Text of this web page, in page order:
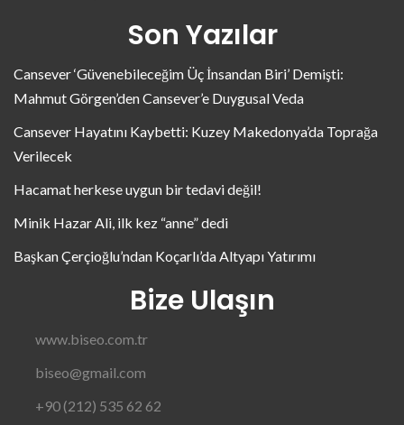
Son Yazılar
Cansever ‘Güvenebileceğim Üç İnsandan Biri’ Demişti:
Mahmut Görgen’den Cansever’e Duygusal Veda
Cansever Hayatını Kaybetti: Kuzey Makedonya’da Toprağa
Verilecek
Hacamat herkese uygun bir tedavi değil!
Minik Hazar Ali, ilk kez “anne” dedi
Başkan Çerçioğlu’ndan Koçarlı’da Altyapı Yatırımı
Bize Ulaşın
www.biseo.com.tr
biseo@gmail.com
+90 (212) 535 62 62